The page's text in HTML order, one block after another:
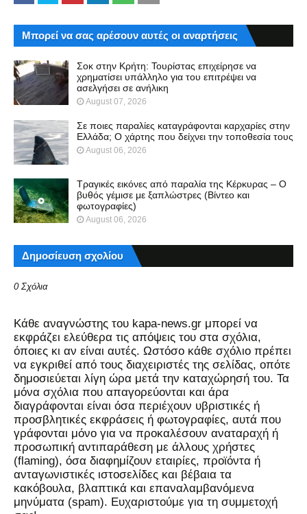
Μπορεί να σας αρέσουν αυτές οι αναρτήσεις
Σοκ στην Κρήτη: Τουρίστας επιχείρησε να
χρηματίσει υπάλληλο για του επιτρέψει να
ασελγήσει σε ανήλικη
August 07, 2026
Σε ποιες παραλίες καταγράφονται καρχαρίες στην
Ελλάδα; Ο χάρτης που δείχνει την τοποθεσία τους
August 06, 2026
Τραγικές εικόνες από παραλία της Κέρκυρας – Ο
βυθός γέμισε με ξαπλώστρες (Βίντεο και
φωτογραφίες)
August 06, 2026
Δημοσίευση σχολίου
0 Σχόλια
Kάθε αναγνώστης του kapa-news.gr μπορεί να
εκφράζει ελεύθερα τις απόψεις του στα σχόλια,
όποιες κι αν είναι αυτές. Ωστόσο κάθε σχόλιο πρέπει
να εγκριθεί από τους διαχειριστές της σελίδας, οπότε
δημοσιεύεται λίγη ώρα μετά την καταχώρησή του. Τα
μόνα σχόλια που απαγορεύονται και άρα
διαγράφονται είναι όσα περιέχουν υβριστικές ή
προσβλητικές εκφράσεις ή φωτογραφίες, αυτά που
γράφονται μόνο για να προκαλέσουν αναταραχή ή
προσωπική αντιπαράθεση με άλλους χρήστες
(flaming), όσα διαφημίζουν εταιρίες, προϊόντα ή
ανταγωνιστικές ιστοσελίδες και βέβαια τα
κακόβουλα, βλαπτικά και επαναλαμβανόμενα
μηνύματα (spam). Ευχαριστούμε για τη συμμετοχή